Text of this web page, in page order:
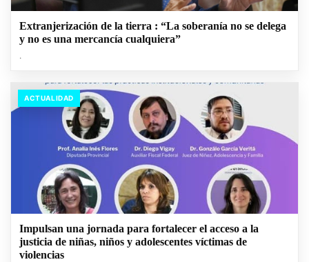
Extranjerización de la tierra : “La soberanía no se delega
y no es una mercancía cualquiera”
.
ACTUALIDAD
Impulsan una jornada para fortalecer el acceso a la
justicia de niñas, niños y adolescentes víctimas de
violencias